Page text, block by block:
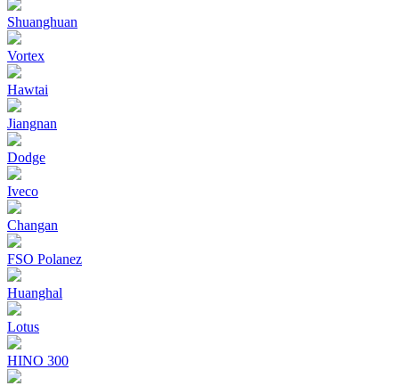
Shuanghuan
Vortex
Hawtai
Jiangnan
Dodge
Iveco
Changan
FSO Polanez
Huanghal
Lotus
HINO 300